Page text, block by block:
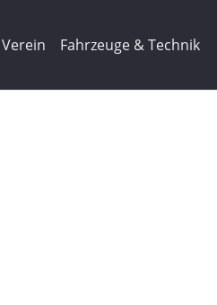
Verein Fahrzeuge & Technik